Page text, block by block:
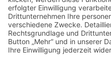
Beschäftigungsverhältnisses
hierfür ist § 26 BDSG nach
eines
(allgemeine
Einwilligung erteilt haben –
Einwilligung ist jederzeit